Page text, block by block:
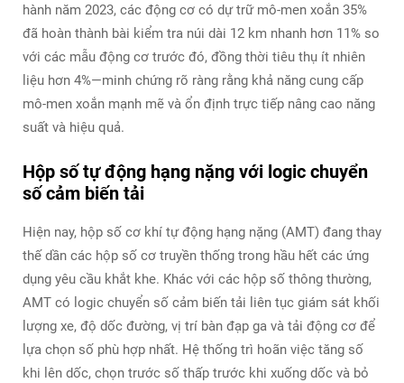
hành năm 2023, các động cơ có dự trữ mô-men xoắn 35%
đã hoàn thành bài kiểm tra núi dài 12 km nhanh hơn 11% so
với các mẫu động cơ trước đó, đồng thời tiêu thụ ít nhiên
liệu hơn 4%—minh chứng rõ ràng rằng khả năng cung cấp
mô-men xoắn mạnh mẽ và ổn định trực tiếp nâng cao năng
suất và hiệu quả.
Hộp số tự động hạng nặng với logic chuyển
số cảm biến tải
Hiện nay, hộp số cơ khí tự động hạng nặng (AMT) đang thay
thế dần các hộp số cơ truyền thống trong hầu hết các ứng
dụng yêu cầu khắt khe. Khác với các hộp số thông thường,
AMT có logic chuyển số cảm biến tải liên tục giám sát khối
lượng xe, độ dốc đường, vị trí bàn đạp ga và tải động cơ để
lựa chọn số phù hợp nhất. Hệ thống trì hoãn việc tăng số
khi lên dốc, chọn trước số thấp trước khi xuống dốc và bỏ